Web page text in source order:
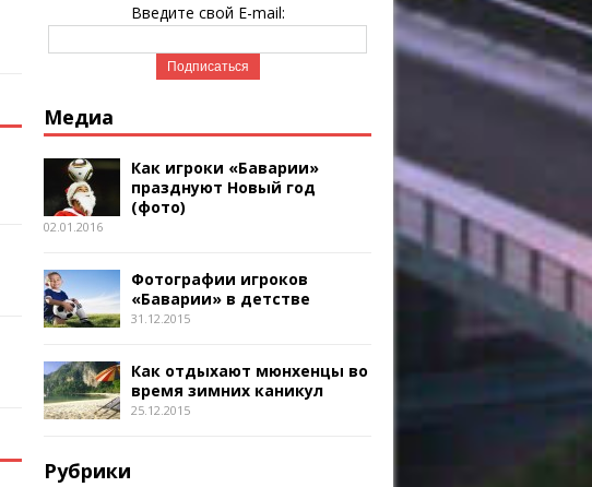
Введите свой E-mail:
Медиа
Как игроки «Баварии»
празднуют Новый год
(фото)
02.01.2016
Фотографии игроков
«Баварии» в детстве
31.12.2015
Как отдыхают мюнхенцы во
время зимних каникул
25.12.2015
Рубрики